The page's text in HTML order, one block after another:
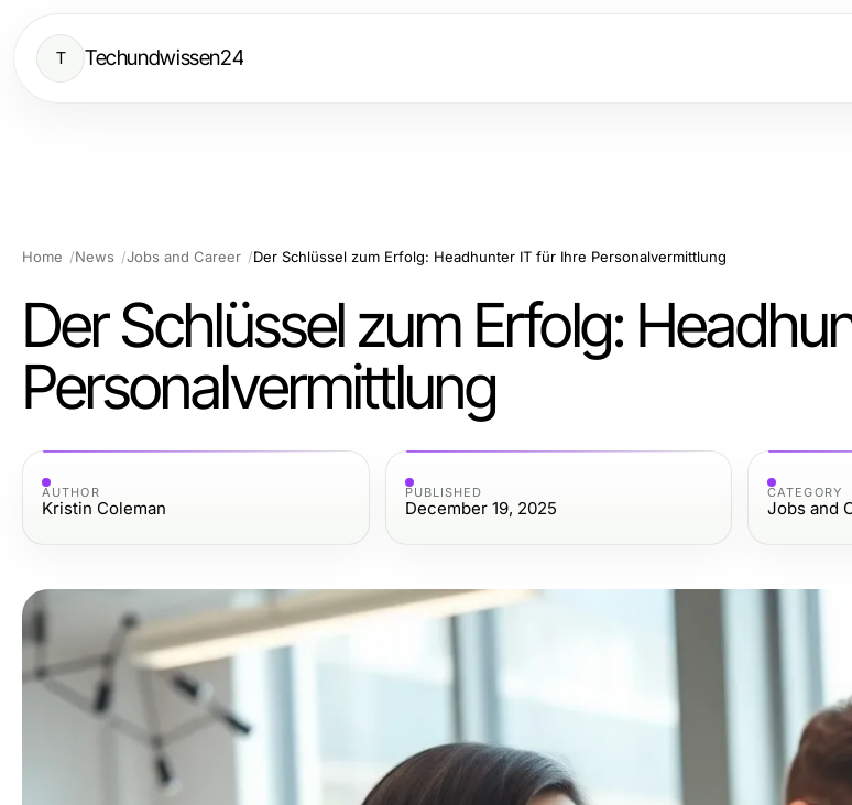
T Techundwissen24
Home News Jobs and Career Der Schlüssel zum Erfolg: Headhunter IT für Ihre Personalvermittlung
Der Schlüssel zum Erfolg:
Personalvermittlung
AUTHOR
Kristin Coleman
PUBLISHED
December 19, 2025
CATEGORY
Jobs and